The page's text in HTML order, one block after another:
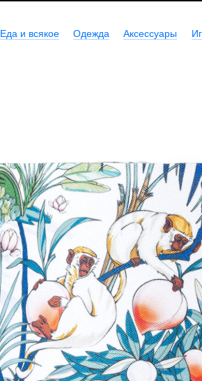
Еда и всякое Одежда Аксессуары